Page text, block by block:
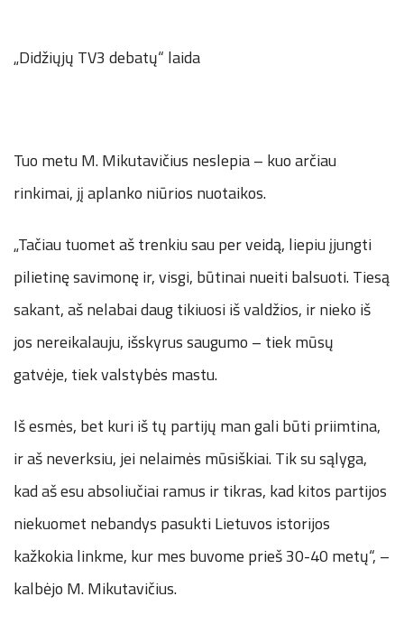
„Didžiųjų TV3 debatų“ laida
Tuo metu M. Mikutavičius neslepia – kuo arčiau
rinkimai, jį aplanko niūrios nuotaikos.
„Tačiau tuomet aš trenkiu sau per veidą, liepiu įjungti
pilietinę savimonę ir, visgi, būtinai nueiti balsuoti. Tiesą
sakant, aš nelabai daug tikiuosi iš valdžios, ir nieko iš
jos nereikalauju, išskyrus saugumo – tiek mūsų
gatvėje, tiek valstybės mastu.
Iš esmės, bet kuri iš tų partijų man gali būti priimtina,
ir aš neverksiu, jei nelaimės mūsiškiai. Tik su sąlyga,
kad aš esu absoliučiai ramus ir tikras, kad kitos partijos
niekuomet nebandys pasukti Lietuvos istorijos
kažkokia linkme, kur mes buvome prieš 30-40 metų“, –
kalbėjo M. Mikutavičius.